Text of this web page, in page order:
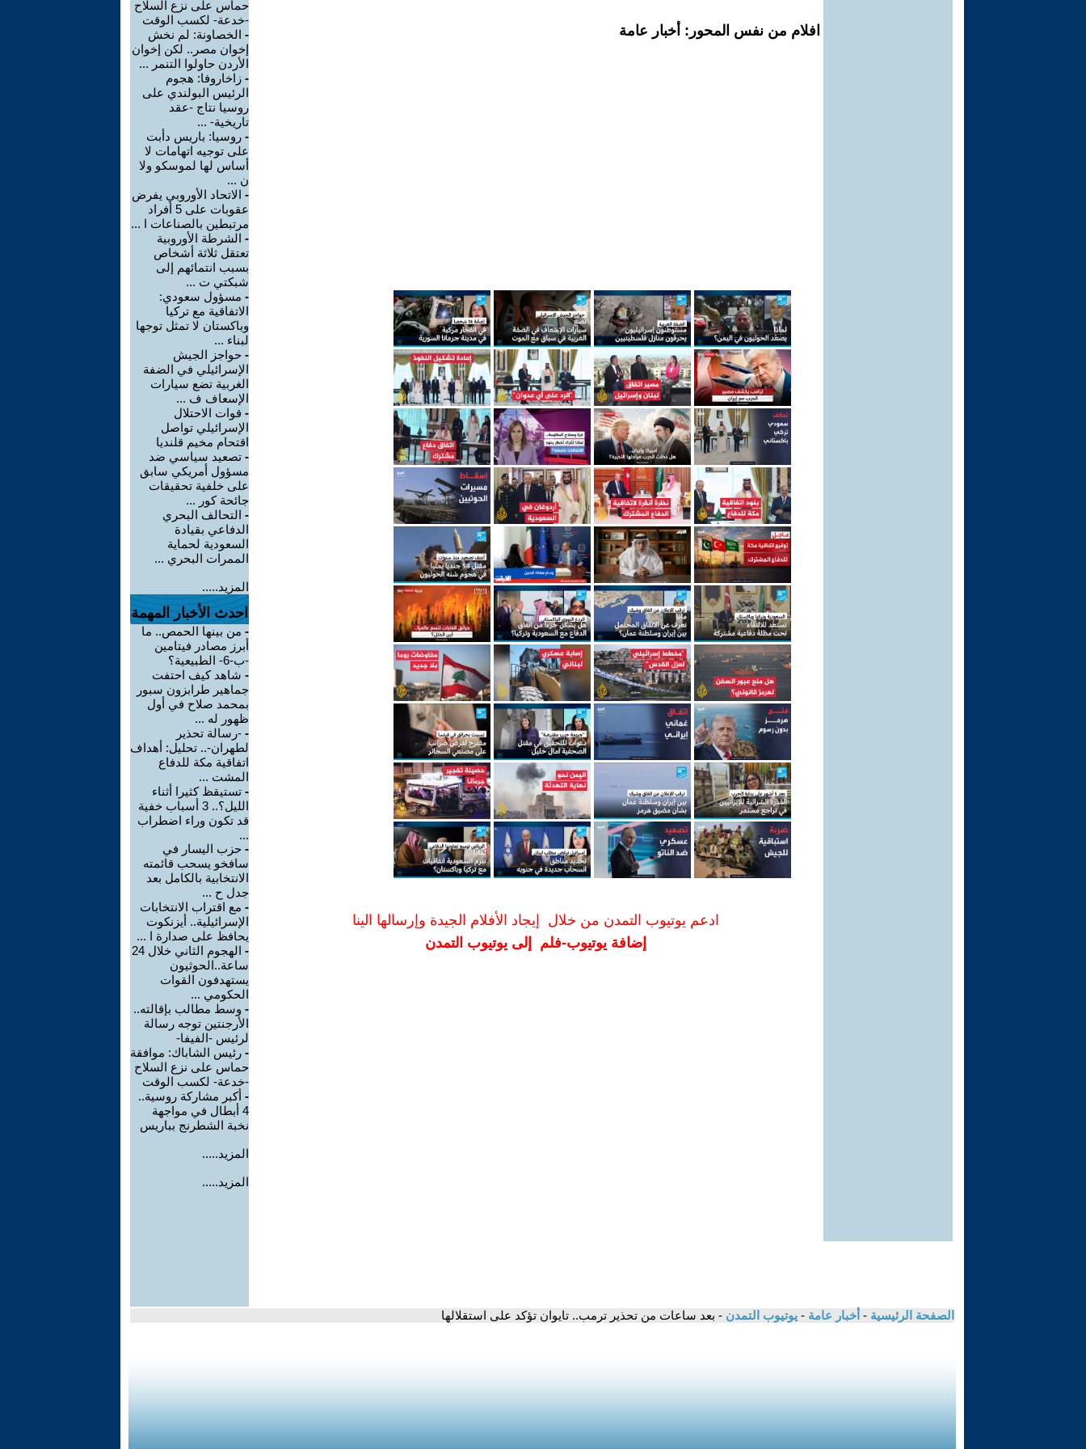
افلام من نفس المحور: أخبار عامة
ادعم يوتيوب التمدن من خلال إيجاد الأفلام الجيدة وإرسالها الينا
إضافة يوتيوب-فلم إلى يوتيوب التمدن
حماس على نزع السلاح
-خدعة- لكسب الوقت
- الخصاونة: لم نخش
إخوان مصر.. لكن إخوان
الأردن حاولوا التنمر ...
- زاخاروفا: هجوم
الرئيس البولندي على
روسيا نتاج -عقد
تاريخية- ...
- روسيا: باريس دأبت
على توجيه اتهامات لا
أساس لها لموسكو ولا
ن ...
- الاتحاد الأوروبي يفرض
عقوبات على 5 أفراد
مرتبطين بالصناعات ا ...
- الشرطة الأوروبية
تعتقل ثلاثة أشخاص
بسبب انتمائهم إلى
شبكتي ت ...
- مسؤول سعودي:
الاتفاقية مع تركيا
وباكستان لا تمثل توجها
لبناء ...
- حواجز الجيش
الإسرائيلي في الضفة
الغربية تضع سيارات
الإسعاف ف ...
- قوات الاحتلال
الإسرائيلي تواصل
اقتحام مخيم قلنديا
- تصعيد سياسي ضد
مسؤول أمريكي سابق
على خلفية تحقيقات
جائحة كور ...
- التحالف البحري
الدفاعي بقيادة
السعودية لحماية
الممرات البحري ...
المزيد.....
احدث الأخبار المهمة
- من بينها الحمص.. ما
أبرز مصادر فيتامين
-ب-6- الطبيعية؟
- شاهد كيف احتفت
جماهير طرابزون سبور
بمحمد صلاح في أول
ظهور له ...
- -رسالة تحذير
لطهران-.. تحليل: أهداف
اتفاقية مكة للدفاع
المشت ...
- تستيقظ كثيرا أثناء
الليل؟.. 3 أسباب خفية
قد تكون وراء اضطراب
...
- حزب اليسار في
سافخو يسحب قائمته
الانتخابية بالكامل بعد
جدل ح ...
- مع اقتراب الانتخابات
الإسرائيلية.. أيزنكوت
يحافظ على صدارة ا ...
-
الهجوم الثاني خلال 24
ساعة..الحوثيون
يستهدفون القوات
الحكومي ...
- وسط مطالب بإقالته..
الأرجنتين توجه رسالة
لرئيس -الفيفا-
- رئيس الشاباك: موافقة
حماس على نزع السلاح
-خدعة- لكسب الوقت
- أكبر مشاركة روسية..
4 أبطال في مواجهة
نخبة الشطرنج بباريس
المزيد.....
المزيد.....
الصفحة الرئيسية - أخبار عامة - يوتيوب التمدن - بعد ساعات من تحذير ترمب.. تايوان تؤكد على استقلالها